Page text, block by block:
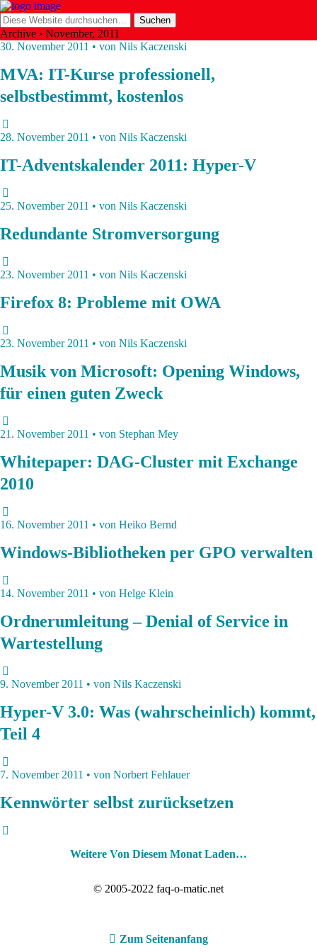
Archive › November, 2011
30. November 2011 • von Nils Kaczenski
MVA: IT-Kurse professionell,
selbstbestimmt, kostenlos
28. November 2011 • von Nils Kaczenski
IT-Adventskalender 2011: Hyper-V
25. November 2011 • von Nils Kaczenski
Redundante Stromversorgung
23. November 2011 • von Nils Kaczenski
Firefox 8: Probleme mit OWA
23. November 2011 • von Nils Kaczenski
Musik von Microsoft: Opening Windows,
für einen guten Zweck
21. November 2011 • von Stephan Mey
Whitepaper: DAG-Cluster mit Exchange
2010
16. November 2011 • von Heiko Bernd
Windows-Bibliotheken per GPO verwalten
14. November 2011 • von Helge Klein
Ordnerumleitung – Denial of Service in
Wartestellung
9. November 2011 • von Nils Kaczenski
Hyper-V 3.0: Was (wahrscheinlich) kommt,
Teil 4
7. November 2011 • von Norbert Fehlauer
Kennwörter selbst zurücksetzen
Weitere Von Diesem Monat Laden…
© 2005-2022 faq-o-matic.net
Zum Seitenanfang